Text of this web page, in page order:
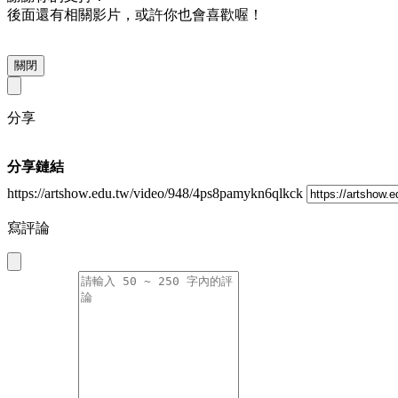
後面還有相關影片，或許你也會喜歡喔！
關閉
分享
分享鏈結
https://artshow.edu.tw/video/948/4ps8pamykn6qlkck
寫評論